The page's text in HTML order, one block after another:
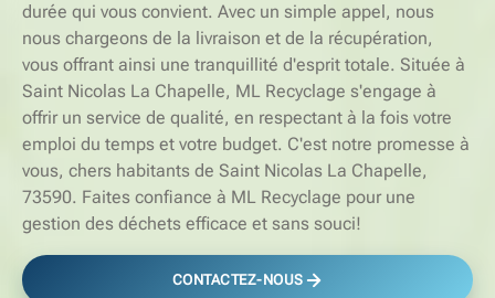
durée qui vous convient. Avec un simple appel, nous
nous chargeons de la livraison et de la récupération,
vous offrant ainsi une tranquillité d'esprit totale. Située à
Saint Nicolas La Chapelle, ML Recyclage s'engage à
offrir un service de qualité, en respectant à la fois votre
emploi du temps et votre budget. C'est notre promesse à
vous, chers habitants de Saint Nicolas La Chapelle,
73590. Faites confiance à ML Recyclage pour une
gestion des déchets efficace et sans souci!
CONTACTEZ-NOUS